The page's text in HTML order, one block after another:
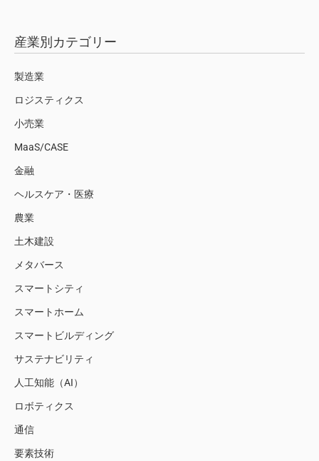
産業別カテゴリー
製造業
ロジスティクス
小売業
MaaS/CASE
金融
ヘルスケア・医療
農業
土木建設
メタバース
スマートシティ
スマートホーム
スマートビルディング
サステナビリティ
人工知能（AI）
ロボティクス
通信
要素技術